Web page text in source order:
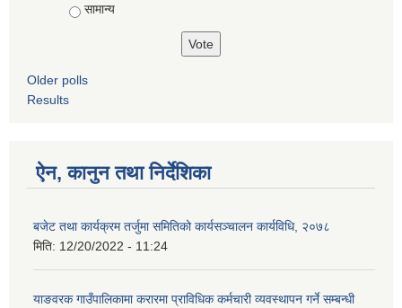
सामान्य
Older polls
Results
ऐन, कानुन तथा निर्देशिका
बजेट तथा कार्यक्रम तर्जुमा समितिको कार्यसञ्चालन कार्यविधि, २०७८
मिति: 12/20/2022 - 11:24
याङवरक गाउँपालिकामा करारमा प्राविधिक कर्मचारी व्यवस्थापन गर्ने सम्बन्धी